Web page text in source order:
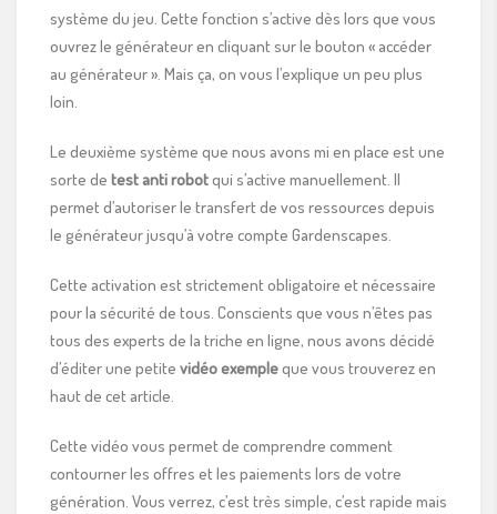
système du jeu. Cette fonction s’active dès lors que vous
ouvrez le générateur en cliquant sur le bouton « accéder
au générateur ». Mais ça, on vous l’explique un peu plus
loin.
Le deuxième système que nous avons mi en place est une
sorte de test anti robotqui s’active manuellement. Il
permet d’autoriser le transfert de vos ressources depuis
le générateur jusqu’à votre compte Gardenscapes.
Cette activation est strictement obligatoire et nécessaire
pour la sécurité de tous. Conscients que vous n’êtes pas
tous des experts de la triche en ligne, nous avons décidé
d’éditer une petite vidéo exempleque vous trouverez en
haut de cet article.
Cette vidéo vous permet de comprendre comment
contourner les offres et les paiements lors de votre
génération. Vous verrez, c’est très simple, c’est rapide mais